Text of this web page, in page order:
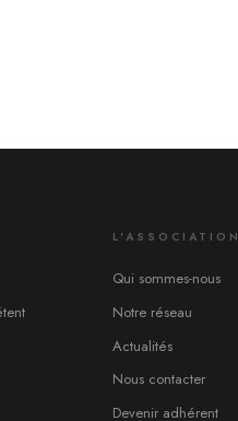
L'ASSOCIATION
Qui sommes-nous
Notre réseau
Actualités
Nous contacter
Devenir adhérent